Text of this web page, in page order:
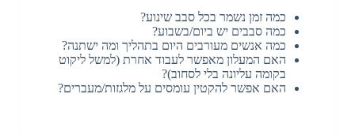
כמה זמן נשמר בכל סבב שינוע?
כמה סבבים יש ביום/בשבוע?
כמה אנשים מעורבים היום בתהליך ומה ישתנה?
האם המעלון מאפשר לעבוד אחרת (למשל ליקוט
בקומה עליונה בלי לסחוב)?
האם אפשר להקטין עומסים על מלגזות/מעברים?